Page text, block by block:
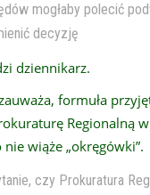
mogłaby polecić
decyzję
dziennikarz.
formuła
Regionalną
nie wiąże „okręgówki”.
czy Prokuratura